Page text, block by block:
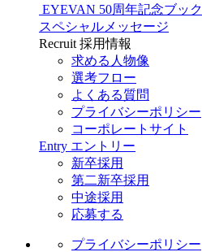
EYEVAN 50周年記念ブック
スペシャルメッセージ
Recruit 採用情報
求める人物像
選考フロー
よくある質問
プライバシーポリシー
コーポレートサイト
Entry エントリー
新卒採用
第二新卒採用
中途採用
応募する
プライバシーポリシー